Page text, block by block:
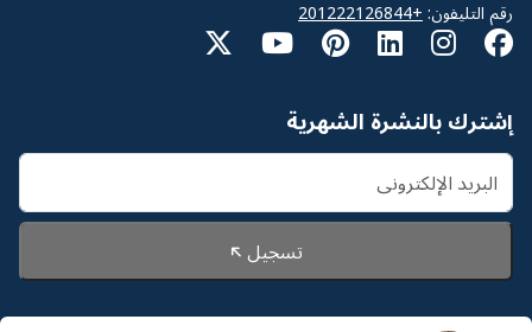
رقم التليفون: +201222126844
إشترك بالنشرة الشهرية
تسجيل